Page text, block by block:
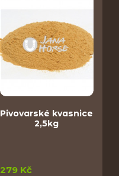
Pivovarské kvasnice
2,5kg
279 Kč